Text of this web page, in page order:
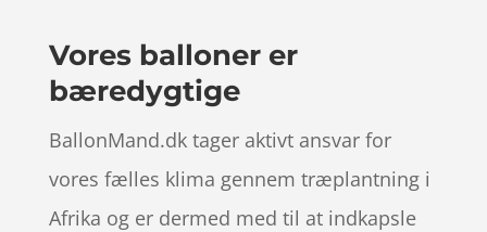
Vores balloner er
bæredygtige
BallonMand.dk tager aktivt ansvar for
vores fælles klima gennem træplantning i
Afrika og er dermed med til at indkapsle